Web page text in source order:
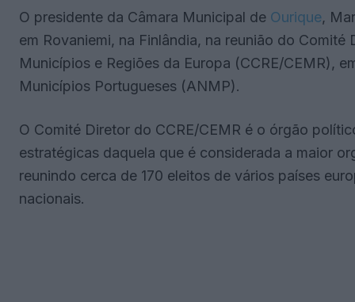
O presidente da Câmara Municipal de Ourique,
em Rovaniemi, na Finlândia, na reunião do
Municípios e Regiões da Europa (CCRE/CEMR),
Municípios Portugueses (ANMP).
O Comité Diretor do CCRE/CEMR é o órgão
estratégicas daquela que é considerada a maior
reunindo cerca de 170 eleitos de vários países
nacionais.